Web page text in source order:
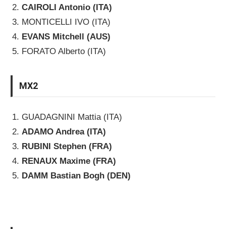
CAIROLI Antonio (ITA)
MONTICELLI IVO (ITA)
EVANS Mitchell (AUS)
FORATO Alberto (ITA)
MX2
GUADAGNINI Mattia (ITA)
ADAMO Andrea (ITA)
RUBINI Stephen (FRA)
RENAUX Maxime (FRA)
DAMM Bastian Bogh (DEN)